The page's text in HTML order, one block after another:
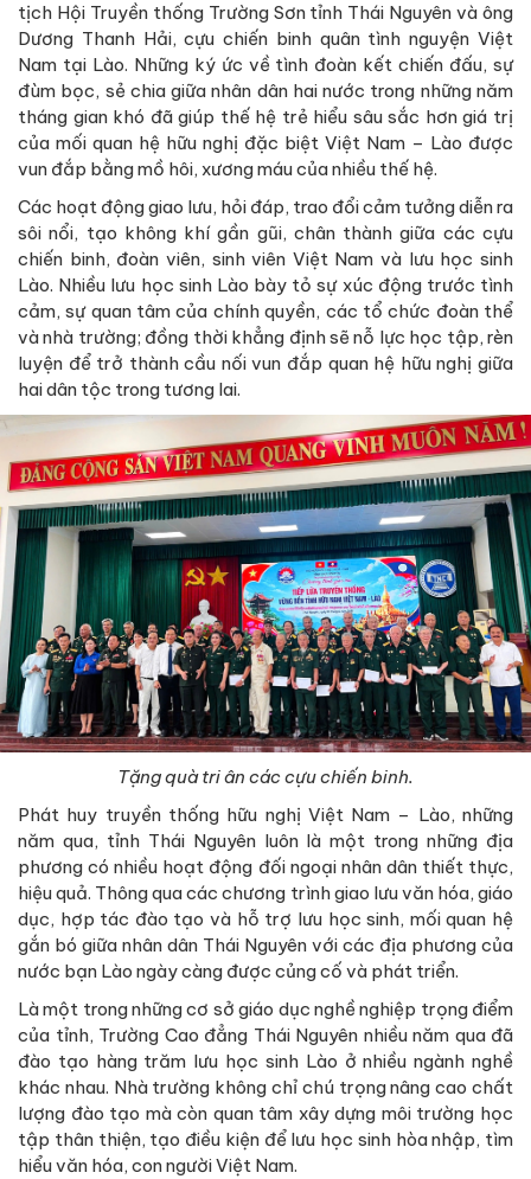
tịch Hội Truyền thống Trường Sơn tỉnh Thái Nguyên và ông
Dương Thanh Hải, cựu chiến binh quân tình nguyện Việt
Nam tại Lào. Những ký ức về tình đoàn kết chiến đấu, sự
đùm bọc, sẻ chia giữa nhân dân hai nước trong những năm
tháng gian khó đã giúp thế hệ trẻ hiểu sâu sắc hơn giá trị
của mối quan hệ hữu nghị đặc biệt Việt Nam – Lào được
vun đắp bằng mồ hôi, xương máu của nhiều thế hệ.
Các hoạt động giao lưu, hỏi đáp, trao đổi cảm tưởng diễn ra
sôi nổi, tạo không khí gần gũi, chân thành giữa các cựu
chiến binh, đoàn viên, sinh viên Việt Nam và lưu học sinh
Lào. Nhiều lưu học sinh Lào bày tỏ sự xúc động trước tình
cảm, sự quan tâm của chính quyền, các tổ chức đoàn thể
và nhà trường; đồng thời khẳng định sẽ nỗ lực học tập, rèn
luyện để trở thành cầu nối vun đắp quan hệ hữu nghị giữa
hai dân tộc trong tương lai.
Tặng quà tri ân các cựu chiến binh.
Phát huy truyền thống hữu nghị Việt Nam – Lào, những
năm qua, tỉnh Thái Nguyên luôn là một trong những địa
phương có nhiều hoạt động đối ngoại nhân dân thiết thực,
hiệu quả. Thông qua các chương trình giao lưu văn hóa, giáo
dục, hợp tác đào tạo và hỗ trợ lưu học sinh, mối quan hệ
gắn bó giữa nhân dân Thái Nguyên với các địa phương của
nước bạn Lào ngày càng được củng cố và phát triển.
Là một trong những cơ sở giáo dục nghề nghiệp trọng điểm
của tỉnh, Trường Cao đẳng Thái Nguyên nhiều năm qua đã
đào tạo hàng trăm lưu học sinh Lào ở nhiều ngành nghề
khác nhau. Nhà trường không chỉ chú trọng nâng cao chất
lượng đào tạo mà còn quan tâm xây dựng môi trường học
tập thân thiện, tạo điều kiện để lưu học sinh hòa nhập, tìm
hiểu văn hóa, con người Việt Nam.